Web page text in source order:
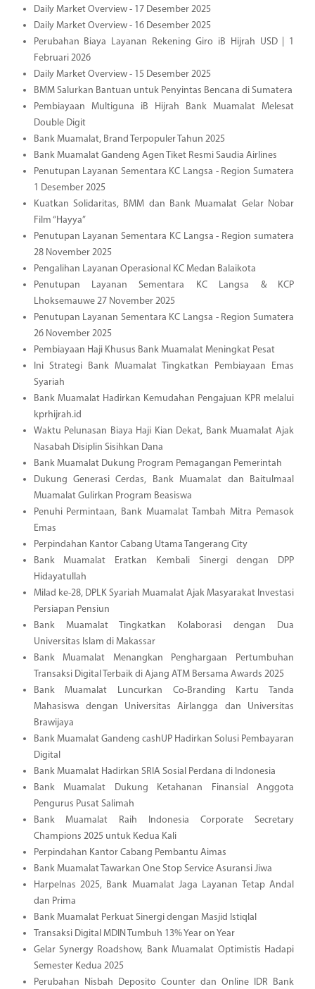
Daily Market Overview - 17 Desember 2025
Daily Market Overview - 16 Desember 2025
Perubahan Biaya Layanan Rekening Giro iB Hijrah USD | 1
Februari 2026
Daily Market Overview - 15 Desember 2025
BMM Salurkan Bantuan untuk Penyintas Bencana di Sumatera
Pembiayaan Multiguna iB Hijrah Bank Muamalat Melesat
Double Digit
Bank Muamalat, Brand Terpopuler Tahun 2025
Bank Muamalat Gandeng Agen Tiket Resmi Saudia Airlines
Penutupan Layanan Sementara KC Langsa - Region Sumatera
1 Desember 2025
Kuatkan Solidaritas, BMM dan Bank Muamalat Gelar Nobar
Film “Hayya”
Penutupan Layanan Sementara KC Langsa - Region sumatera
28 November 2025
Pengalihan Layanan Operasional KC Medan Balaikota
Penutupan Layanan Sementara KC Langsa & KCP
Lhoksemauwe 27 November 2025
Penutupan Layanan Sementara KC Langsa - Region Sumatera
26 November 2025
Pembiayaan Haji Khusus Bank Muamalat Meningkat Pesat
Ini Strategi Bank Muamalat Tingkatkan Pembiayaan Emas
Syariah
Bank Muamalat Hadirkan Kemudahan Pengajuan KPR melalui
kprhijrah.id
Waktu Pelunasan Biaya Haji Kian Dekat, Bank Muamalat Ajak
Nasabah Disiplin Sisihkan Dana
Bank Muamalat Dukung Program Pemagangan Pemerintah
Dukung Generasi Cerdas, Bank Muamalat dan Baitulmaal
Muamalat Gulirkan Program Beasiswa
Penuhi Permintaan, Bank Muamalat Tambah Mitra Pemasok
Emas
Perpindahan Kantor Cabang Utama Tangerang City
Bank Muamalat Eratkan Kembali Sinergi dengan DPP
Hidayatullah
Milad ke-28, DPLK Syariah Muamalat Ajak Masyarakat Investasi
Persiapan Pensiun
Bank Muamalat Tingkatkan Kolaborasi dengan Dua
Universitas Islam di Makassar
Bank Muamalat Menangkan Penghargaan Pertumbuhan
Transaksi Digital Terbaik di Ajang ATM Bersama Awards 2025
Bank Muamalat Luncurkan Co-Branding Kartu Tanda
Mahasiswa dengan Universitas Airlangga dan Universitas
Brawijaya
Bank Muamalat Gandeng cashUP Hadirkan Solusi Pembayaran
Digital
Bank Muamalat Hadirkan SRIA Sosial Perdana di Indonesia
Bank Muamalat Dukung Ketahanan Finansial Anggota
Pengurus Pusat Salimah
Bank Muamalat Raih Indonesia Corporate Secretary
Champions 2025 untuk Kedua Kali
Perpindahan Kantor Cabang Pembantu Aimas
Bank Muamalat Tawarkan One Stop Service Asuransi Jiwa
Harpelnas 2025, Bank Muamalat Jaga Layanan Tetap Andal
dan Prima
Bank Muamalat Perkuat Sinergi dengan Masjid Istiqlal
Transaksi Digital MDIN Tumbuh 13% Year on Year
Gelar Synergy Roadshow, Bank Muamalat Optimistis Hadapi
Semester Kedua 2025
Perubahan Nisbah Deposito Counter dan Online IDR Bank